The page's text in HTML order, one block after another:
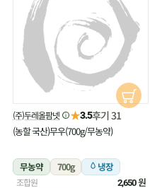
(주)두레올팜넷 ★3.5후기 31
(농할 국산)무우(700g/무농약)
무농약 700g 냉장
조합원 2,650원